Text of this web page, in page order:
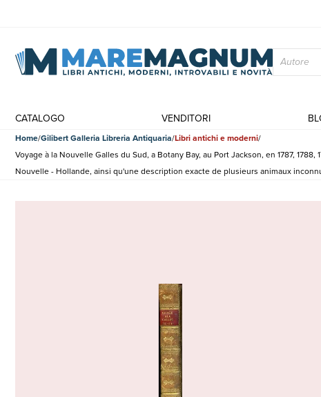
CATALOGO VENDITORI
Home Gilibert Galleria Libreria Antiquaria Libri antichi e moderni
Voyage à la Nouvelle Galles du Sud, a Botany Bay, au Port Jackson, en 1787,
Nouvelle - Hollande, ainsi qu'une description exacte de plusieurs animaux